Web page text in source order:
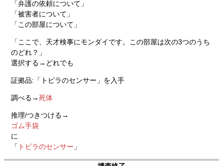
「弁護の依頼について」
「被害者について」
「この部屋について」
「ここで、天才検事にモンダイです。この部屋は次の3つのうち
のどれ？」
選択する→どれでも
証拠品:「トビラのセンサー」を入手
調べる→死体
推理/つきつける→
ゴム手袋
に
「 トビラのセンサー 」